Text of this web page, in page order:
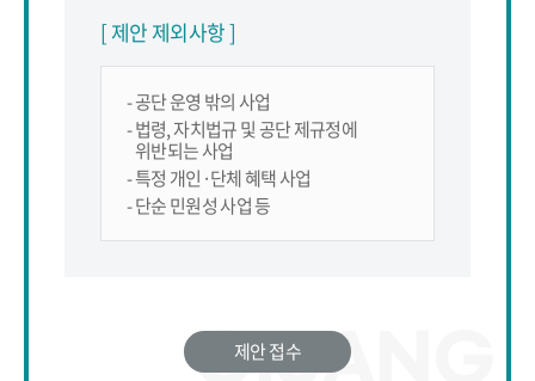
[ 제안 제외사항 ]
- 공단 운영 밖의 사업
- 법령, 자치법규 및 공단 제규정에
위반되는 사업
- 특정 개인·단체 혜택 사업
- 단순 민원성 사업 등
제안 접수